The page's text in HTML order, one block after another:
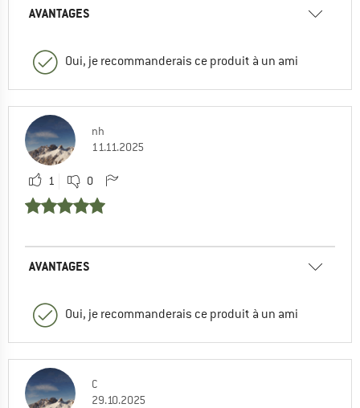
AVANTAGES
Oui, je recommanderais ce produit à un ami
nh
11.11.2025
1 0
AVANTAGES
Oui, je recommanderais ce produit à un ami
C
29.10.2025